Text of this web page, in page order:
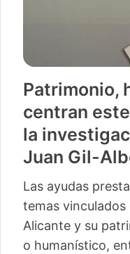
Patrimonio,
centran
la
Juan Gil-
Las ayudas
temas
Alicante y su
o humanístico,